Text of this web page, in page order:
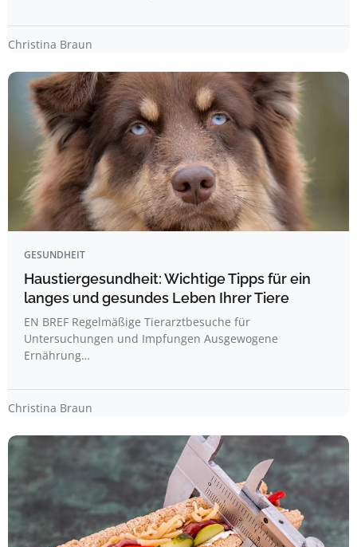
Christina Braun
GESUNDHEIT
Haustiergesundheit: Wichtige Tipps für ein
langes und gesundes Leben Ihrer Tiere
EN BREF Regelmäßige Tierarztbesuche für
Untersuchungen und Impfungen Ausgewogene
Ernährung…
Christina Braun